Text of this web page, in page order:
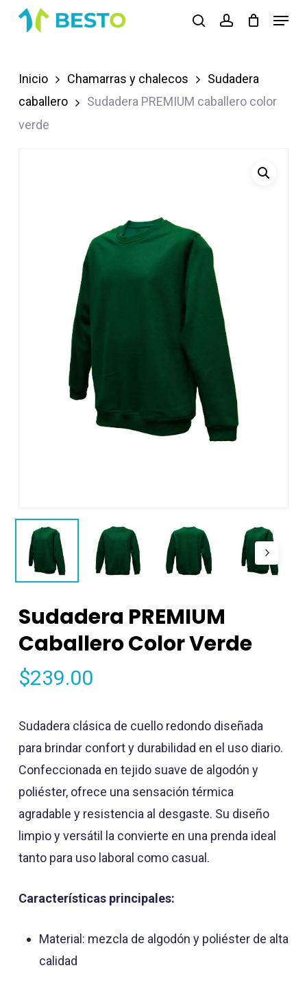
Skip
content
searchaccount
Menu
Inicio Chamarras y chalecos
Sudadera
caballero
Sudadera PREMIUM caballero color
verde
Sudadera PREMIUM
Caballero Color Verde
$239.00
Sudadera clásica de cuello redondo diseñada
para brindar confort y durabilidad en el uso diario.
Confeccionada en tejido suave de algodón y
poliéster, ofrece una sensación térmica
agradable y resistencia al desgaste. Su diseño
limpio y versátil la convierte en una prenda ideal
tanto para uso laboral como casual.
Características principales:
Material: mezcla de algodón y poliéster de alta
calidad